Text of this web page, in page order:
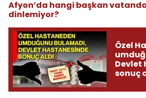
Afyon’da hangi başkan
dinlemiyor?
Özel
Devlet
sonuç